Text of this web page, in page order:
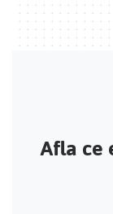
Afla ce